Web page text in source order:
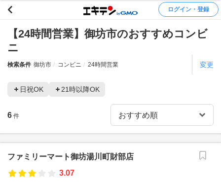
ログイン・登録
【24時間営業】御坊市のおすすめコンビ
ニ
検索条件 御坊市 コンビニ 24時間営業 変更
日祝OK 21時以降OK
6 件
ファミリーマート御坊湯川町財部店
3.07